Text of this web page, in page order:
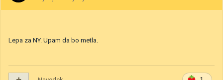
Lepa za NY. Upam da bo metla.